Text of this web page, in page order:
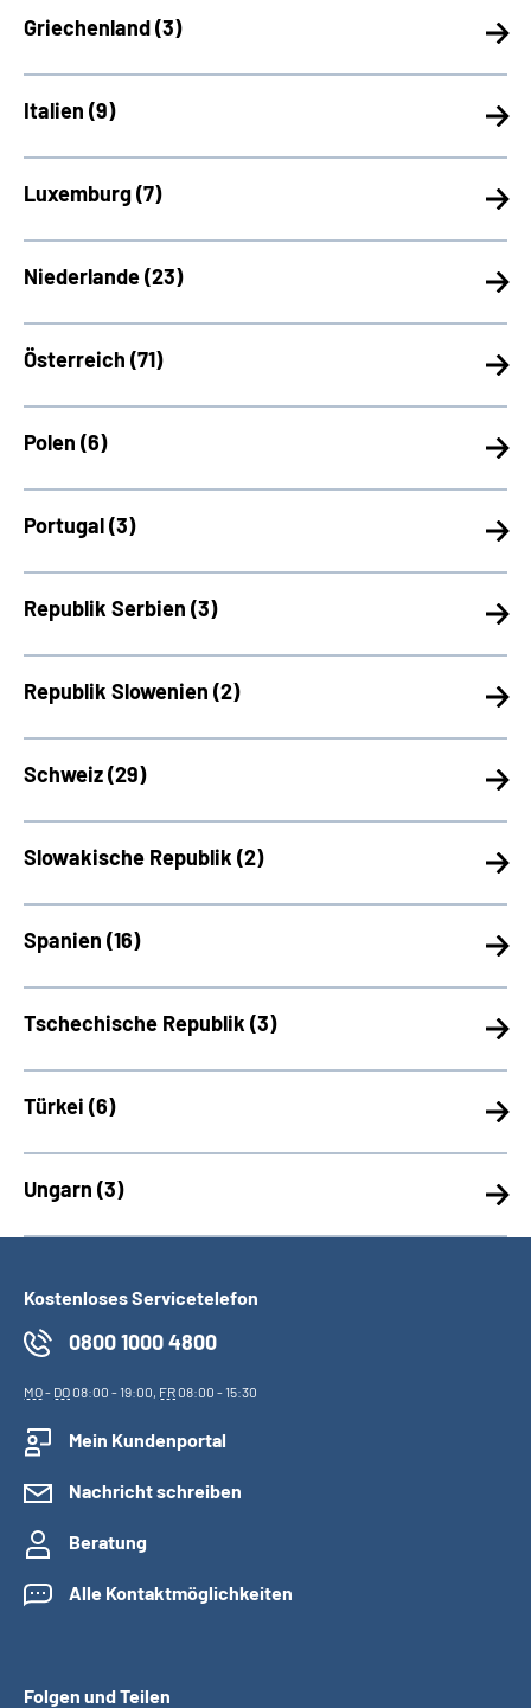
Griechenland (3)
Italien (9)
Luxemburg (7)
Niederlande (23)
Österreich (71)
Polen (6)
Portugal (3)
Republik Serbien (3)
Republik Slowenien (2)
Schweiz (29)
Slowakische Republik (2)
Spanien (16)
Tschechische Republik (3)
Türkei (6)
Ungarn (3)
Kostenloses Servicetelefon
0800 1000 4800
MO- DO08:00 - 19:00, FR08:00 - 15:30
Mein Kundenportal
Nachricht schreiben
Beratung
Alle Kontaktmöglichkeiten
Folgen und Teilen